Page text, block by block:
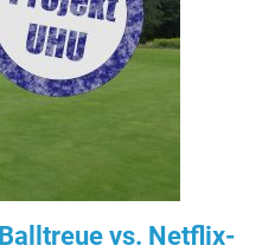
vs. Netflix-